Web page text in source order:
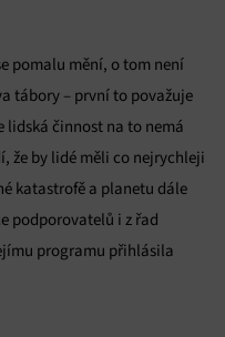
pomalu mění, o tom není
tábory – první to považuje
lidská činnost na to nemá
že by lidé měli co nejrychleji
katastrofě a planetu dále
podporovatelů i z řad
programu přihlásila